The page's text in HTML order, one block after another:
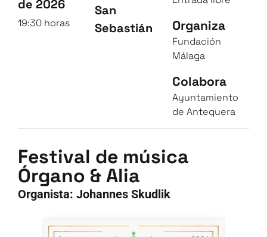
de 2026
19:30 horas
San
Sebastián
Organiza
Fundación
Málaga
Colabora
Ayuntamiento
de Antequera
Festival de música
Órgano & Alia
Organista: Johannes Skudlik